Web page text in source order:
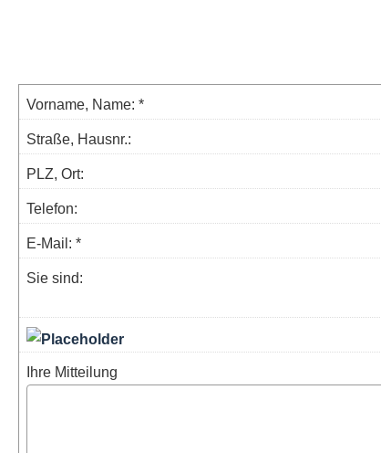
Vorname, Name: *
Straße, Hausnr.:
PLZ, Ort:
Telefon:
E-Mail: *
Sie sind:
Ihre Mitteilung